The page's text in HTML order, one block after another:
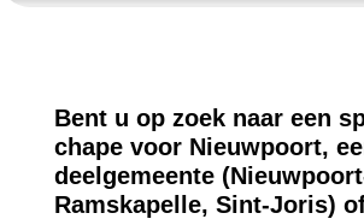
Bent u op zoek naar een
chape voor Nieuwpoort,
deelgemeente
Ramskapelle, Sint-Joris)